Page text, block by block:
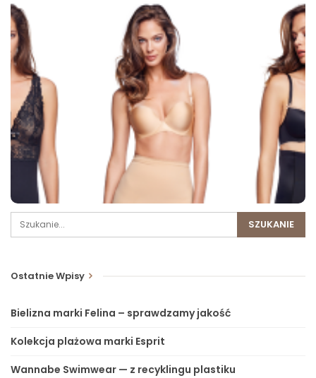
Ostatnie Wpisy
Bielizna marki Felina – sprawdzamy jakość
Kolekcja plażowa marki Esprit
Wannabe Swimwear — z recyklingu plastiku